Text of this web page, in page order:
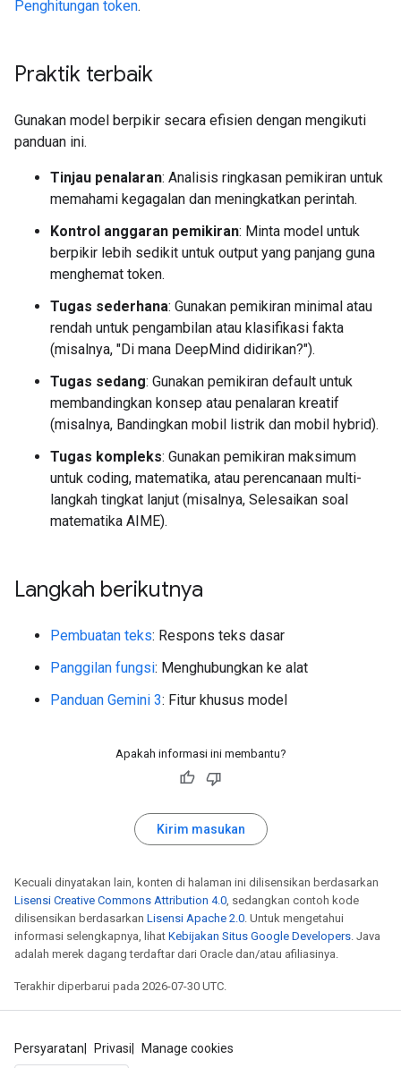
Penghitungan token.
Praktik terbaik
Gunakan model berpikir secara efisien dengan mengikuti
panduan ini.
Tinjau penalaran: Analisis ringkasan pemikiran untuk
memahami kegagalan dan meningkatkan perintah.
Kontrol anggaran pemikiran: Minta model untuk
berpikir lebih sedikit untuk output yang panjang guna
menghemat token.
Tugas sederhana: Gunakan pemikiran minimal atau
rendah untuk pengambilan atau klasifikasi fakta
(misalnya, "Di mana DeepMind didirikan?").
Tugas sedang: Gunakan pemikiran default untuk
membandingkan konsep atau penalaran kreatif
(misalnya, Bandingkan mobil listrik dan mobil hybrid).
Tugas kompleks: Gunakan pemikiran maksimum
untuk coding, matematika, atau perencanaan multi-
langkah tingkat lanjut (misalnya, Selesaikan soal
matematika AIME).
Langkah berikutnya
Pembuatan teks: Respons teks dasar
Panggilan fungsi: Menghubungkan ke alat
Panduan Gemini 3: Fitur khusus model
Apakah informasi ini membantu?
Kirim masukan
Kecuali dinyatakan lain, konten di halaman ini dilisensikan berdasarkan
Lisensi Creative Commons Attribution 4.0 , sedangkan contoh kode
dilisensikan berdasarkan Lisensi Apache 2.0 . Untuk mengetahui
informasi selengkapnya, lihat Kebijakan Situs Google Developers . Java
adalah merek dagang terdaftar dari Oracle dan/atau afiliasinya.
Terakhir diperbarui pada 2026-07-30 UTC.
Persyaratan Privasi Manage cookies